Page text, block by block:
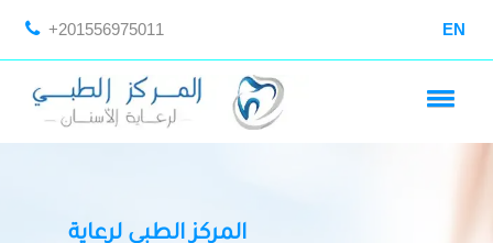
+201556975011 EN
المركز الطبي لرعاية